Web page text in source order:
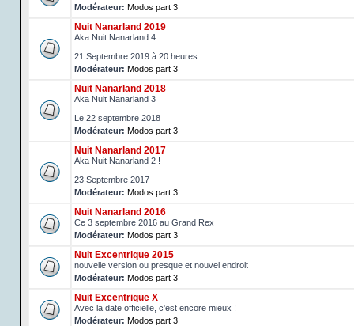
Modérateur: Modos part 3
Nuit Nanarland 2019
Aka Nuit Nanarland 4
21 Septembre 2019 à 20 heures.
Modérateur: Modos part 3
Nuit Nanarland 2018
Aka Nuit Nanarland 3
Le 22 septembre 2018
Modérateur: Modos part 3
Nuit Nanarland 2017
Aka Nuit Nanarland 2 !
23 Septembre 2017
Modérateur: Modos part 3
Nuit Nanarland 2016
Ce 3 septembre 2016 au Grand Rex
Modérateur: Modos part 3
Nuit Excentrique 2015
nouvelle version ou presque et nouvel endroit
Modérateur: Modos part 3
Nuit Excentrique X
Avec la date officielle, c'est encore mieux !
Modérateur: Modos part 3